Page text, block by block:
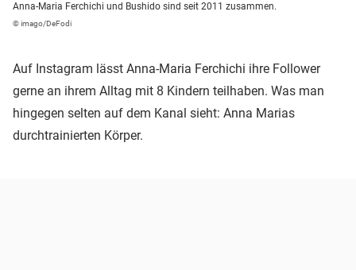
Anna-Maria Ferchichi und Bushido sind seit 2011 zusammen.
© imago/DeFodi
Auf Instagram lässt Anna-Maria Ferchichi ihre Follower
gerne an ihrem Alltag mit 8 Kindern teilhaben. Was man
hingegen selten auf dem Kanal sieht: Anna Marias
durchtrainierten Körper.